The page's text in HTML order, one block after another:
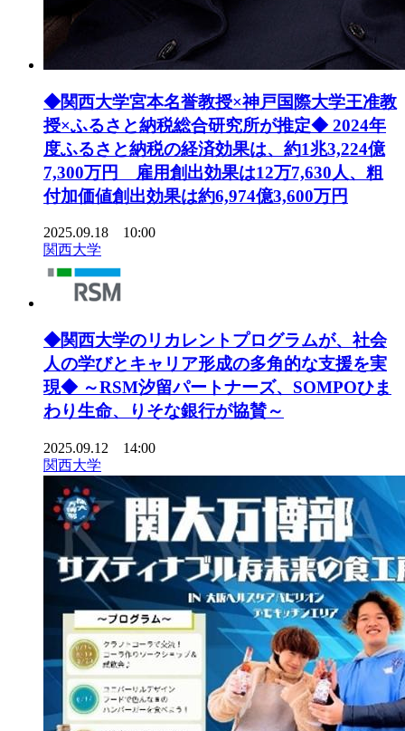
◆関西大学宮本名誉教授×神戸国際大学王准教
授×ふるさと納税総合研究所が推定◆ 2024年
度ふるさと納税の経済効果は、約1兆3,224億
7,300万円 雇用創出効果は12万7,630人、粗
付加価値創出効果は約6,974億3,600万円
2025.09.18 10:00
関西大学
◆関西大学のリカレントプログラムが、社会
人の学びとキャリア形成の多角的な支援を実
現◆ ～RSM汐留パートナーズ、SOMPOひま
わり生命、りそな銀行が協賛～
2025.09.12 14:00
関西大学